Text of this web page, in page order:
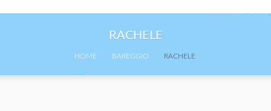
RACHELE
HOME BAREGGIO RACHELE